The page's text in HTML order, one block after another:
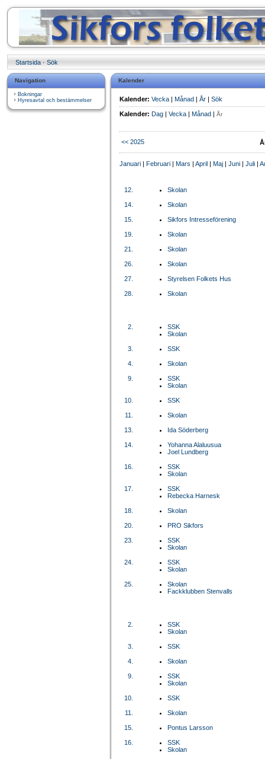
Startsida · Sök
Navigation
Bokningar
Hyresavtal och bestämmelser
Kalender
Kalender: Vecka | Månad | År | Sök
Kalender: Dag | Vecka | Månad | År
<< 2025
Januari | Februari | Mars | April | Maj | Juni | Juli |
12. Skolan
14. Skolan
15. Sikfors Intresseförening
19. Skolan
21. Skolan
26. Skolan
27. Styrelsen Folkets Hus
28. Skolan
2.
SSK
Skolan
3. SSK
4. Skolan
9.
SSK
Skolan
10. SSK
11. Skolan
13. Ida Söderberg
14.
Yohanna Alaluusua
Joel Lundberg
16.
SSK
Skolan
17.
SSK
Rebecka Harnesk
18. Skolan
20. PRO Sikfors
23.
SSK
Skolan
24.
SSK
Skolan
25.
Skolan
Fackklubben Stenvalls
2.
SSK
Skolan
3. SSK
4. Skolan
9.
SSK
Skolan
10. SSK
11. Skolan
15. Pontus Larsson
16.
SSK
Skolan